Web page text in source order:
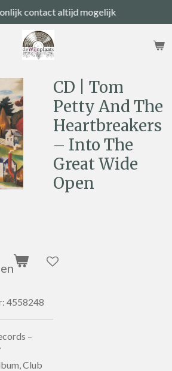
contact altijd mogelijk
CD | Tom
Petty And The
Heartbreakers
– Into The
Great Wide
Open
4558248
–
Club